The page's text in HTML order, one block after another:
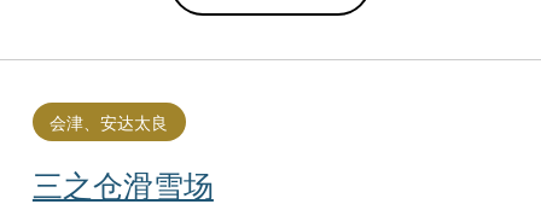
三之仓滑雪场
会津、安达太良